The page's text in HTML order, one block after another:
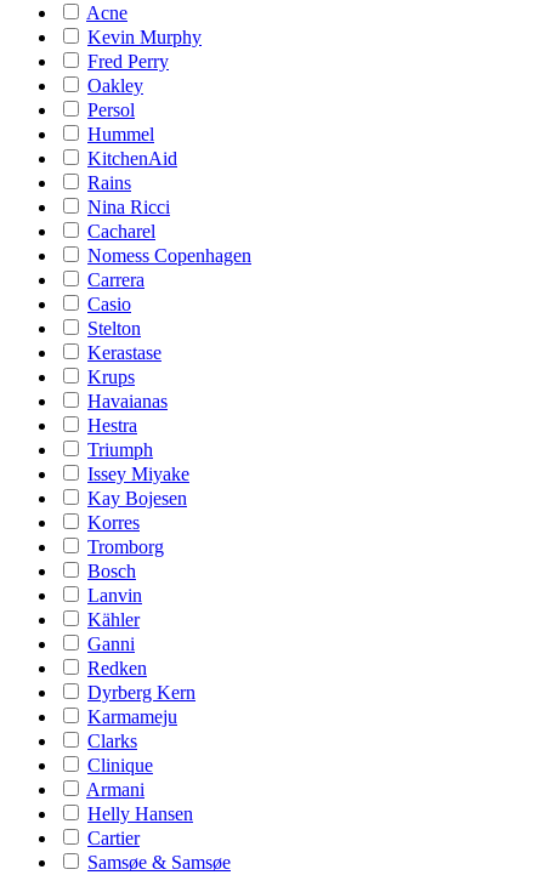
Acne
Kevin Murphy
Fred Perry
Oakley
Persol
Hummel
KitchenAid
Rains
Nina Ricci
Cacharel
Nomess Copenhagen
Carrera
Casio
Stelton
Kerastase
Krups
Havaianas
Hestra
Triumph
Issey Miyake
Kay Bojesen
Korres
Tromborg
Bosch
Lanvin
Kähler
Ganni
Redken
Dyrberg Kern
Karmameju
Clarks
Clinique
Armani
Helly Hansen
Cartier
Samsøe & Samsøe